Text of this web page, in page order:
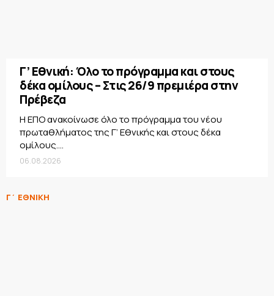
Γ’ Εθνική: Όλο το πρόγραμμα και στους
δέκα ομίλους – Στις 26/9 πρεμιέρα στην
Πρέβεζα
Η ΕΠΟ ανακοίνωσε όλο το πρόγραμμα του νέου
πρωταθλήματος της Γ’ Εθνικής και στους δέκα
ομίλους....
06.08.2026
Γ΄ ΕΘΝΙΚΗ